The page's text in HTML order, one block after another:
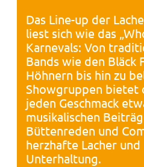
Das Line-up der
liest sich wie das
Karnevals: Von
Bands wie den Bläck
Höhnern bis hin zu
Showgruppen bietet
jeden Geschmack
musikalischen
Büttenreden und
herzhafte Lacher und
Unterhaltung.